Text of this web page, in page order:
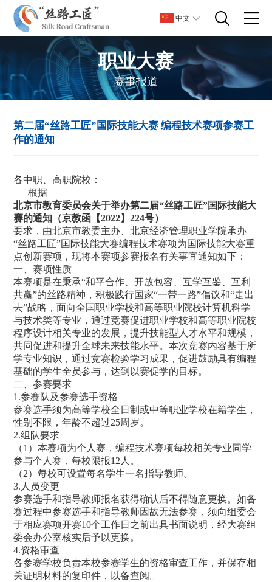
中文
职业大赛
赛事报道
第二届“丝路工匠”国际技能大赛 编程技术赛项参赛工
作的通知
各中职、高职院校：
根据
北京市教育委员会关于举办第二届“丝路工匠”国际技能大
赛的通知（京教函【2022】224号）
要求，由北京市教委主办、北京经济管理职业学院承办
“丝路工匠”国际技能大赛编程技术赛项为国际技能大赛重
点创新赛项，现将本赛项参赛报名有关事宜通知如下：
一、赛项性质
本赛项是在秉承“和平合作、开放包容、互学互鉴、互利
共赢”的丝路精神，积极践行国家“一带一路”倡议和“走出
去”战略，面向全国职业学校和高等职业院校计算机科学
与技术类等专业，通过竞赛促进职业学校和高等职业院校
程序设计相关专业的发展，提升技能型人才水平和规模，
共同促进和提升全球未来技能水平。本次竞赛内容基于所
学专业知识，通过竞赛检验学习成果，促进鼓励具有编程
基础的学生全员参与，达到以赛促学的目标。
二、参赛要求
1.参赛队及参赛选手资格
参赛选手须为高等学校全日制或中等职业学校在籍学生，
性别不限，年龄不超过25周岁。
2.组队要求
（1）本赛项为个人赛，编程技术赛项每校相关专业同学
参与个人赛，每校限报12人。
（2）每校可设置每名学生一名指导教师。
3.人员变更
参赛选手和指导教师报名获得确认后不得随意更换。如备
赛过程中参赛选手和指导教师因故无法参赛，须向组委会
于相应赛项开赛10个工作日之前出具书面说明，经大赛组
委会办公室核实后予以更换。
4.资格审查
各参赛学校负责本校参赛学生的资格审查工作，并保存相
关证明材料的复印件，以备查阅。